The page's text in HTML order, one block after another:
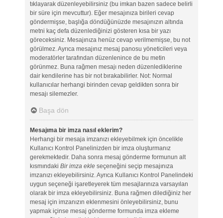
tıklayarak düzenleyebilirsiniz (bu imkan bazen sadece belirli
bir süre için mevcuttur). Eğer mesajınıza birileri cevap
göndermişse, başlığa döndüğünüzde mesajınızın altında
metni kaç defa düzenlediğinizi gösteren kısa bir yazı
göreceksiniz. Mesajınıza henüz cevap verilmemişse, bu not
görülmez. Ayrıca mesajınız mesaj panosu yöneticileri veya
moderatörler tarafından düzenlenince de bu metin
görünmez. Buna rağmen mesajı neden düzenlediklerine
dair kendilerine has bir not bırakabilirler. Not: Normal
kullanıcılar herhangi birinden cevap geldikten sonra bir
mesajı silemezler.
Başa dön
Mesajıma bir imza nasıl eklerim?
Herhangi bir mesaja imzanızı ekleyebilmek için öncelikle
Kullanıcı Kontrol Panelinizden bir imza oluşturmanız
gerekmektedir. Daha sonra mesaj gönderme formunun alt
kısmındaki Bir imza ekleseçeneğini seçip mesajınıza
imzanızı ekleyebilirsiniz. Ayrıca Kullanıcı Kontrol Panelindeki
uygun seçeneği işaretleyerek tüm mesajlarınıza varsayılan
olarak bir imza ekleyebilirsiniz. Buna rağmen dilediğiniz her
mesaj için imzanızın eklenmesini önleyebilirsiniz, bunu
yapmak içinse mesaj gönderme formunda imza ekleme